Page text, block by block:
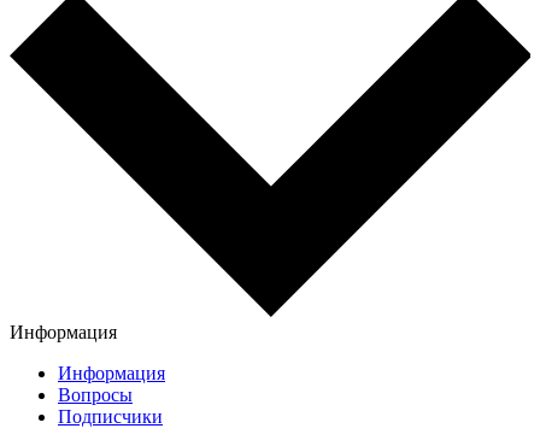
Информация
Информация
Вопросы
Подписчики